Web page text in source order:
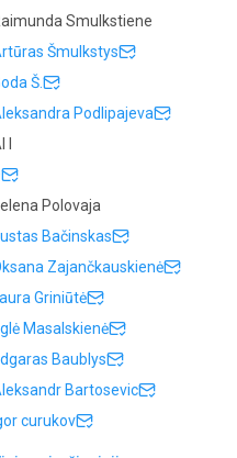
Smulkstiene
Šmulkstys
Š.
Podlipajeva
l
Polovaja
Bačinskas
Zajančkauskienė
Griniūtė
Masalskienė
Baublys
Bartosevic
curukov